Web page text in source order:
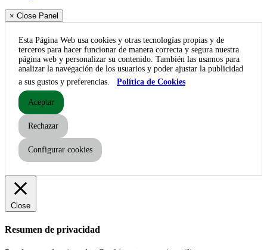
× Close Panel
Esta Página Web usa cookies y otras tecnologías propias y de
terceros para hacer funcionar de manera correcta y segura nuestra
página web y personalizar su contenido. También las usamos para
analizar la navegación de los usuarios y poder ajustar la publicidad
a sus gustos y preferencias.
Política de Cookies
Aceptar
Rechazar
Configurar cookies
Close
Resumen de privacidad